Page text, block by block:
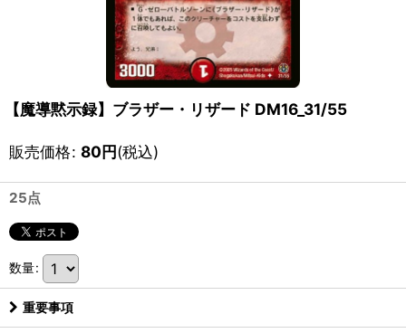
【魔導黙示録】ブラザー・リザード DM16_31/55
販売価格: 80円(税込)
25点
数量:
重要事項